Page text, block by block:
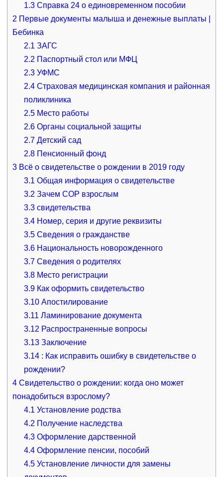
1.3 Справка 24 о единовременном пособии
2 Первые документы малыша и денежные выплаты |
Бебинка
2.1 ЗАГС
2.2 Паспортный стол или МФЦ
2.3 УФМС
2.4 Страховая медицинская компания и районная
поликлиника
2.5 Место работы
2.6 Органы социальной защиты
2.7 Детский сад
2.8 Пенсионный фонд
3Всё о свидетельстве о рождении в 2019 году
3.1 Общая информация о свидетельстве
3.2 Зачем СОР взрослым
3.3 свидетельства
3.4 Номер, серия и другие реквизиты
3.5 Сведения о гражданстве
3.6 Национальность новорожденного
3.7 Сведения о родителях
3.8 Место регистрации
3.9 Как оформить свидетельство
3.10 Апостилирование
3.11 Ламинирование документа
3.12 Распространенные вопросы
3.13 Заключение
3.14 : Как исправить ошибку в свидетельстве о
рождении?
4Свидетельство о рождении: когда оно может
понадобиться взрослому?
4.1 Установление родства
4.2 Получение наследства
4.3 Оформление дарственной
4.4 Оформление пенсии, пособий
4.5 Установление личности для замены